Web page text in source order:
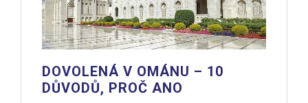
DOVOLENÁ V OMÁNU – 10
DŮVODŮ, PROČ ANO